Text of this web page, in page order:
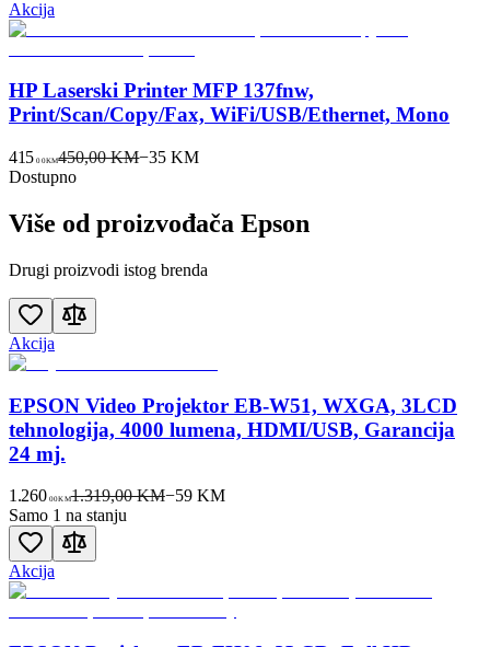
Akcija
HP Laserski Printer MFP 137fnw,
Print/Scan/Copy/Fax, WiFi/USB/Ethernet, Mono
415 00KM450,00 KM−35 KM
Dostupno
Više od proizvođača Epson
Drugi proizvodi istog brenda
Akcija
EPSON Video Projektor EB-W51, WXGA, 3LCD
tehnologija, 4000 lumena, HDMI/USB, Garancija
24 mj.
1.260 00KM1.319,00 KM−59KM
Samo 1 na stanju
Akcija